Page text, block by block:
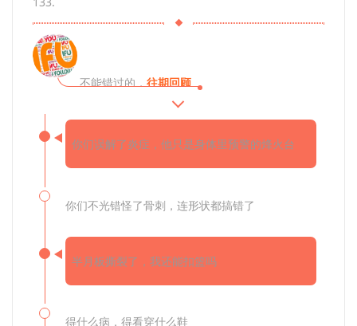
不能错过的，往期回顾
你们误解了炎症，他只是身体里预警的烽火台
你们不光错怪了骨刺，连形状都搞错了
半月板撕裂了，我还能扣篮吗
得什么病，得看穿什么鞋